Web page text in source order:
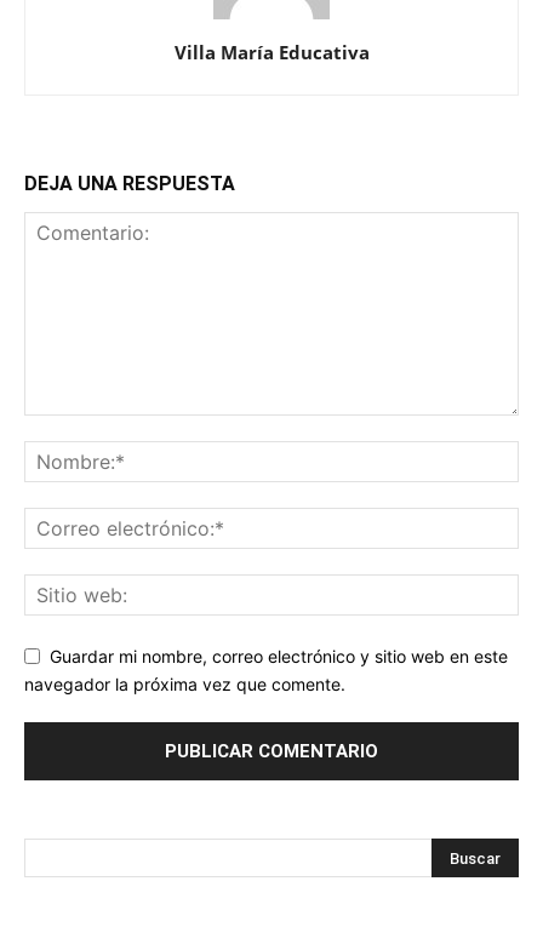
Villa María Educativa
DEJA UNA RESPUESTA
Guardar mi nombre, correo electrónico y sitio web en este
navegador la próxima vez que comente.